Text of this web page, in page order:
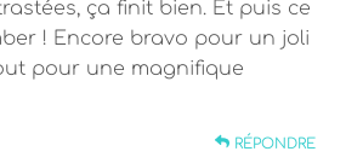
ça finit bien. Et puis ce
! Encore bravo pour un joli
pour une magnifique
RÉPONDRE